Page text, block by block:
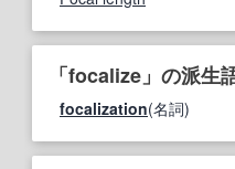
「focalize」の派生
focalization(名詞)